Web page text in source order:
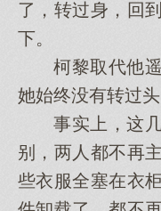
了，转过身，回
下。
柯黎取代他遥
她始终没有转过头
事实上，这几
别，两人都不再
些衣服全塞在衣